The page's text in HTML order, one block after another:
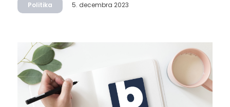
Politika 5. decembra 2023